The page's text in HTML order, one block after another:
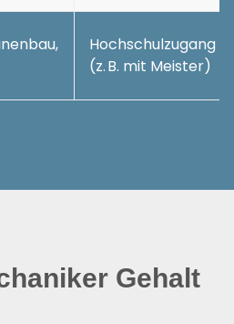
Hochschulzugang
(z. B. mit Meister)
Gehalt